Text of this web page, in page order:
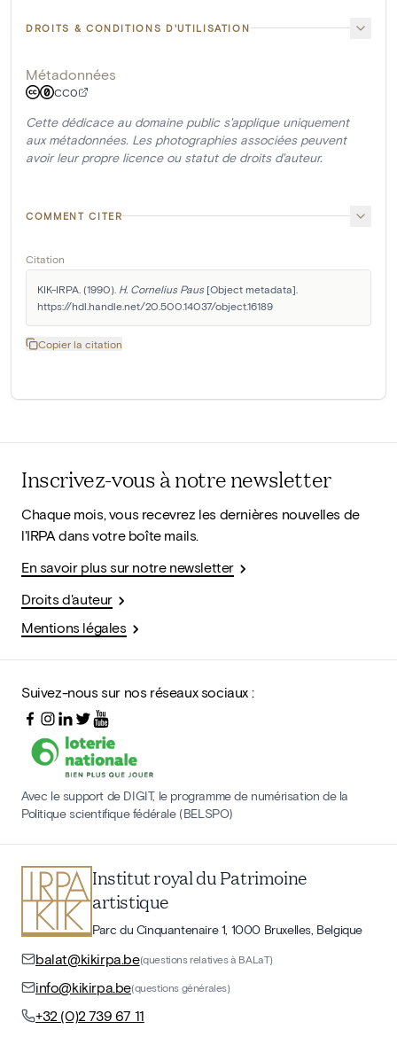
DROITS & CONDITIONS D'UTILISATION
Métadonnées
CC0
Cette dédicace au domaine public s'applique uniquement
aux métadonnées. Les photographies associées peuvent
avoir leur propre licence ou statut de droits d'auteur.
COMMENT CITER
Citation
KIK-IRPA. (1990). H. Cornelius Paus [Object metadata].
https://hdl.handle.net/20.500.14037/object.16189
Copier la citation
Inscrivez-vous à notre newsletter
Chaque mois, vous recevrez les dernières nouvelles de
l'IRPA dans votre boîte mails.
En savoir plus sur notre newsletter
Droits d'auteur
Mentions légales
Suivez-nous sur nos réseaux sociaux :
Avec le support de DIGIT, le programme de numérisation de la
Politique scientifique fédérale (BELSPO)
Institut royal du Patrimoine
artistique
Parc du Cinquantenaire 1, 1000 Bruxelles, Belgique
balat@kikirpa.be(questions relatives à BALaT)
info@kikirpa.be(questions générales)
+32 (0)2 739 67 11